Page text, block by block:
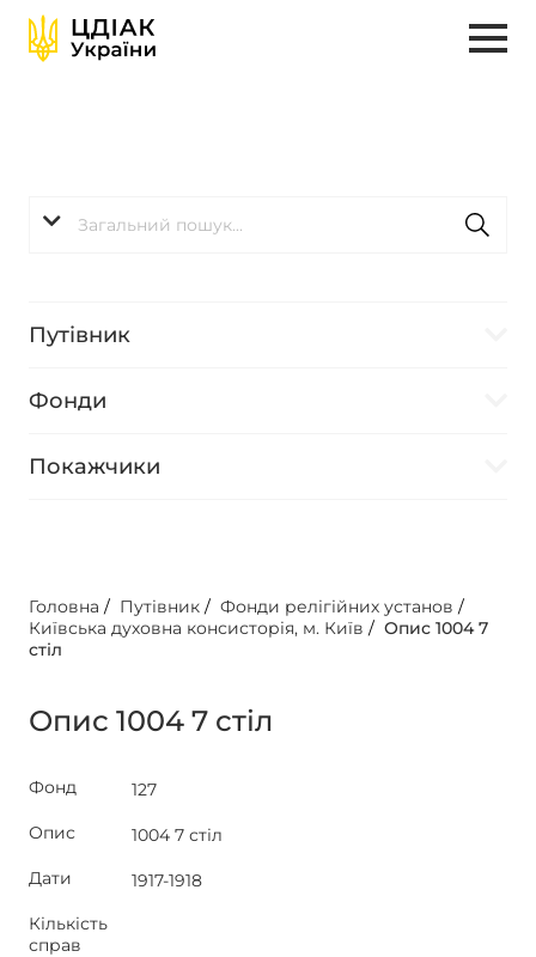
Путівник
Фонди
Покажчики
Головна / Путівник / Фонди релігійних установ /
Київська духовна консисторія, м. Київ / Опис 1004 7
стіл
Опис 1004 7 стіл
Фонд
127
Опис
1004 7 стіл
Дати
1917-1918
Кількість
справ